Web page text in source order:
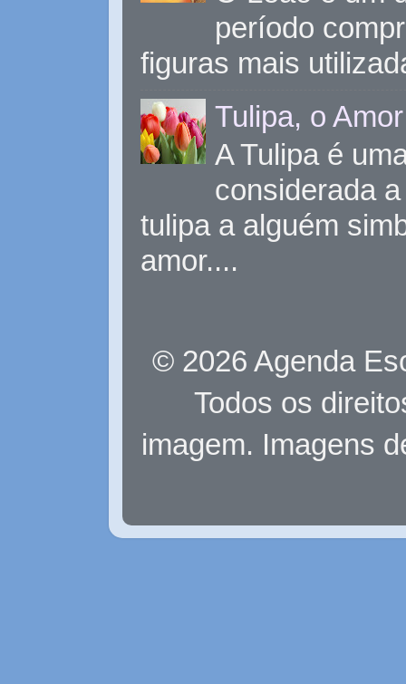
período
figuras mais
Tulipa, o
A Tulipa é
considerada
tulipa a alguém
amor....
© 2026 Agenda
Todos os
imagem. Imagens